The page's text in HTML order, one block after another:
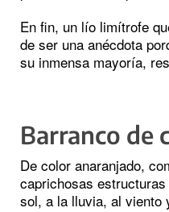
En fin, un lío limítrofe
de ser una anécdota
su inmensa mayoría,
Barranco de
De color anaranjado,
caprichosas
sol, a la lluvia, al viento